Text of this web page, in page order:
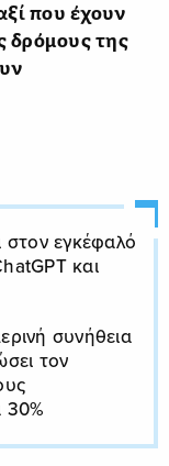
που έχουν
δρόμους της
στον εγκέφαλό
και
συνήθεια
τον
30%